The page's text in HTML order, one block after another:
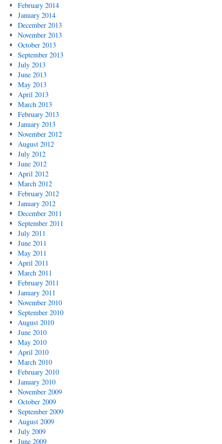
February 2014
January 2014
December 2013
November 2013
October 2013
September 2013
July 2013
June 2013
May 2013
April 2013
March 2013
February 2013
January 2013
November 2012
August 2012
July 2012
June 2012
April 2012
March 2012
February 2012
January 2012
December 2011
September 2011
July 2011
June 2011
May 2011
April 2011
March 2011
February 2011
January 2011
November 2010
September 2010
August 2010
June 2010
May 2010
April 2010
March 2010
February 2010
January 2010
November 2009
October 2009
September 2009
August 2009
July 2009
June 2009